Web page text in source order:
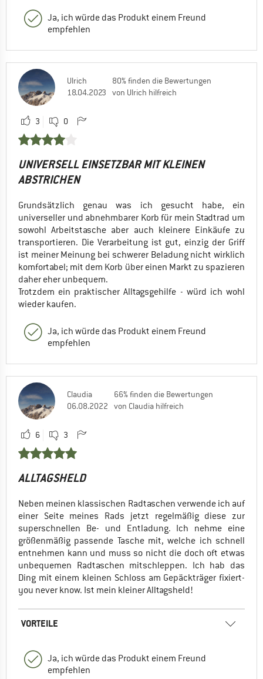
Ja, ich würde das Produkt einem Freund
empfehlen
Ulrich
18.04.2023
80% finden die Bewertungen
von Ulrich hilfreich
3 0
UNIVERSELL EINSETZBAR MIT KLEINEN
ABSTRICHEN
Grundsätzlich genau was ich gesucht habe, ein
universeller und abnehmbarer Korb für mein Stadtrad um
sowohl Arbeitstasche aber auch kleinere Einkäufe zu
transportieren. Die Verarbeitung ist gut, einzig der Griff
ist meiner Meinung bei schwerer Beladung nicht wirklich
komfortabel; mit dem Korb über einen Markt zu spazieren
daher eher unbequem.
Trotzdem ein praktischer Alltagsgehilfe - würd ich wohl
wieder kaufen.
Ja, ich würde das Produkt einem Freund
empfehlen
Claudia
06.08.2022
66% finden die Bewertungen
von Claudia hilfreich
6 3
ALLTAGSHELD
Neben meinen klassischen Radtaschen verwende ich auf
einer Seite meines Rads jetzt regelmäßig diese zur
superschnellen Be- und Entladung. Ich nehme eine
größenmäßig passende Tasche mit, welche ich schnell
entnehmen kann und muss so nicht die doch oft etwas
unbequemen Radtaschen mitschleppen. Ich hab das
Ding mit einem kleinen Schloss am Gepäckträger fixiert-
you never know. Ist mein kleiner Alltagsheld!
VORTEILE
Ja, ich würde das Produkt einem Freund
empfehlen